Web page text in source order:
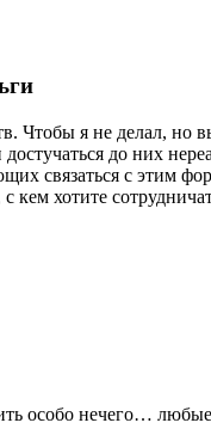
Чтобы я не делал, но
до них
связаться с этим
кем хотите
особо нечего…